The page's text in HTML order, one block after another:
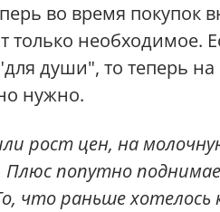
во время покупок
необходимое.
души", то теперь
нужно.
рост цен, на
Плюс попутно
что раньше хотелось